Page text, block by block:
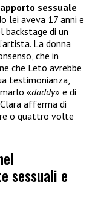
sessuale
lei aveva 17 anni e
di un
La donna
che in
che Leto avrebbe
testimonianza,
«daddy» e di
afferma di
o quattro volte
sessuali e